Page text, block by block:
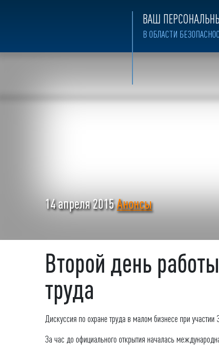
ВАШ
В ОБЛАСТИ
14 апреля 2015Анонсы
Второй день
труда
Дискуссия по охране труда в малом бизнесе при
За час до официального открытия началась